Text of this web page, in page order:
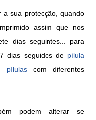
a sua protecção, quando
assim que nos
dias seguintes... para
dias seguidos de pílula
pílulascom diferentes
podem alterar se